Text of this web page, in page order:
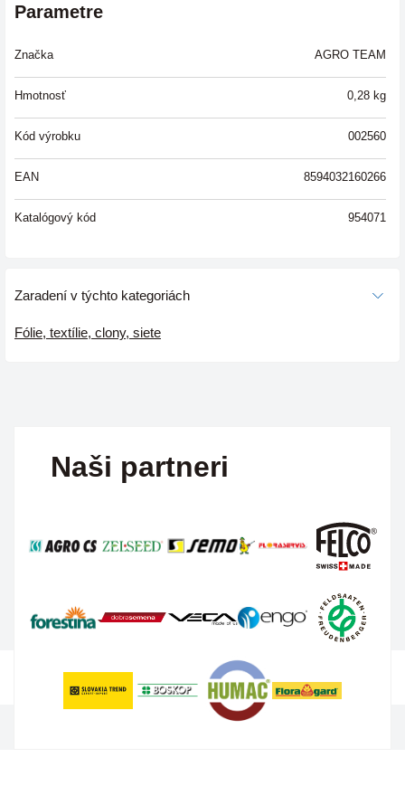
Parametre
Značka AGRO TEAM
Hmotnosť 0,28 kg
Kód výrobku 002560
EAN 8594032160266
Katalógový kód 954071
Zaradení v týchto kategoriách
Fólie, textílie, clony, siete
Naši partneri